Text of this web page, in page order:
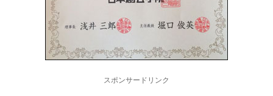
スポンサードリンク